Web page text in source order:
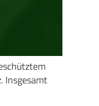
Insgesamt